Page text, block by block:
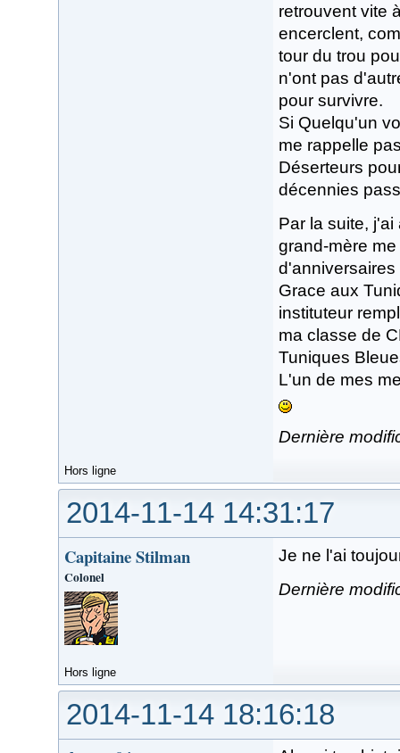
retrouvent vite
encerclent,
tour du trou
n'ont pas
pour survivre.
Si Quelqu'un
me rappelle
Déserteurs
décennies
Par la suite,
grand-mère
d'anniversaires
Grace aux
instituteur
ma classe de
Tuniques
L'un de mes
Dernière
Hors ligne
2014-11-14 14:31:17
Capitaine Stilman
Colonel
Je ne l'ai
Dernière
Hors ligne
2014-11-14 18:16:18